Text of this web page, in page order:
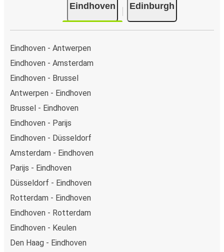
Eindhoven Edinburgh
Eindhoven - Antwerpen
Eindhoven - Amsterdam
Eindhoven - Brussel
Antwerpen - Eindhoven
Brussel - Eindhoven
Eindhoven - Parijs
Eindhoven - Düsseldorf
Amsterdam - Eindhoven
Parijs - Eindhoven
Düsseldorf - Eindhoven
Rotterdam - Eindhoven
Eindhoven - Rotterdam
Eindhoven - Keulen
Den Haag - Eindhoven